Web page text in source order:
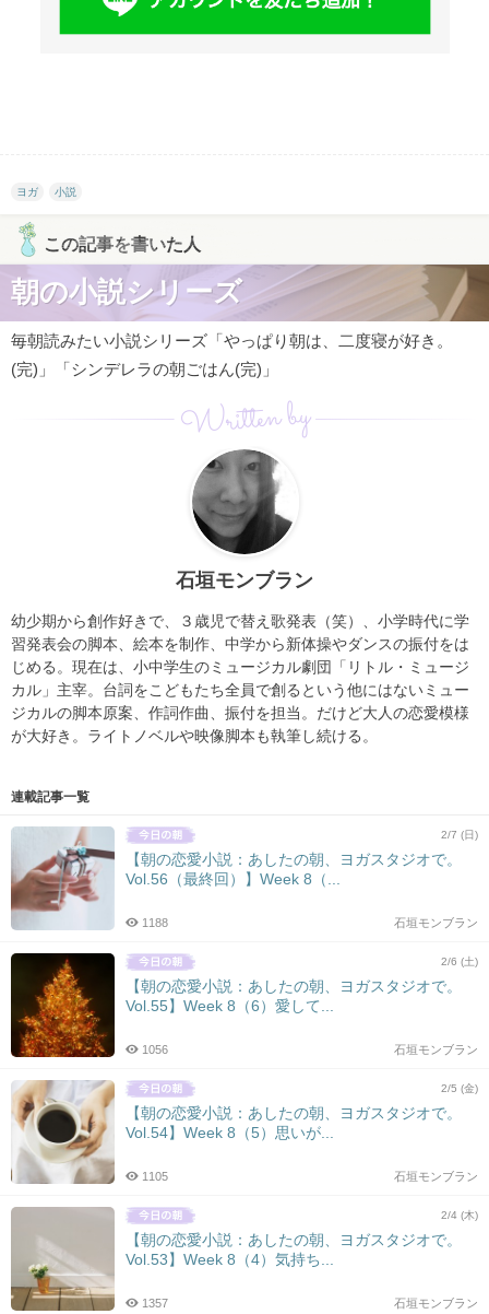
ヨガ 小説
この記事を書いた人
朝の小説シリーズ
毎朝読みたい小説シリーズ「やっぱり朝は、二度寝が好き。
(完)」「シンデレラの朝ごはん(完)」
Written by
石垣モンブラン
幼少期から創作好きで、３歳児で替え歌発表（笑）、小学時代に学
習発表会の脚本、絵本を制作、中学から新体操やダンスの振付をは
じめる。現在は、小中学生のミュージカル劇団「リトル・ミュージ
カル」主宰。台詞をこどもたち全員で創るという他にはないミュー
ジカルの脚本原案、作詞作曲、振付を担当。だけど大人の恋愛模様
が大好き。ライトノベルや映像脚本も執筆し続ける。
連載記事一覧
2/7 (日)
【朝の恋愛小説：あしたの朝、ヨガスタジオで。
Vol.56（最終回）】Week 8（...
石垣モンブラン
1188
2/6 (土)
【朝の恋愛小説：あしたの朝、ヨガスタジオで。
Vol.55】Week 8（6）愛して...
石垣モンブラン
1056
2/5 (金)
【朝の恋愛小説：あしたの朝、ヨガスタジオで。
Vol.54】Week 8（5）思いが...
石垣モンブラン
1105
2/4 (木)
【朝の恋愛小説：あしたの朝、ヨガスタジオで。
Vol.53】Week 8（4）気持ち...
石垣モンブラン
1357